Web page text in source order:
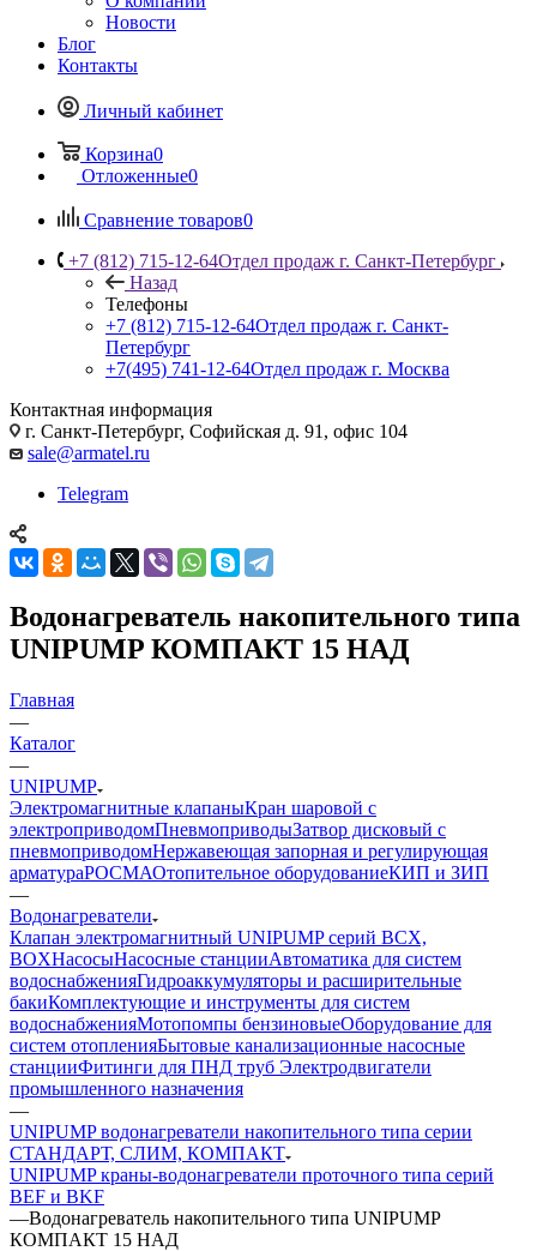
Новости
Блог
Контакты
Личный кабинет
Корзина0
Отложенные0
Сравнение товаров0
+7 (812) 715-12-64Отдел продаж г. Санкт-Петербург
Назад
Телефоны
+7 (812) 715-12-64Отдел продаж г. Санкт-
Петербург
+7(495) 741-12-64Отдел продаж г. Москва
Контактная информация
г. Санкт-Петербург, Софийская д. 91, офис 104
sale@armatel.ru
Telegram
Водонагреватель накопительного типа
UNIPUMP КОМПАКТ 15 НАД
Главная
—
Каталог
—
UNIPUMP
Электромагнитные клапаныКран шаровой с
электроприводомПневмоприводыЗатвор дисковый с
пневмоприводомНержавеющая запорная и регулирующая
арматураРОСМАОтопительное оборудованиеКИП и ЗИП
—
Водонагреватели
Клапан электромагнитный UNIPUMP серий BCX,
BOXНасосыНасосные станцииАвтоматика для систем
водоснабженияГидроаккумуляторы и расширительные
бакиКомплектующие и инструменты для систем
водоснабженияМотопомпы бензиновыеОборудование для
систем отопленияБытовые канализационные насосные
станцииФитинги для ПНД труб Электродвигатели
промышленного назначения
—
UNIPUMP водонагреватели накопительного типа серии
СТАНДАРТ, СЛИМ, КОМПАКТ
UNIPUMP краны-водонагреватели проточного типа серий
BEF и BKF
—Водонагреватель накопительного типа UNIPUMP
КОМПАКТ 15 НАД